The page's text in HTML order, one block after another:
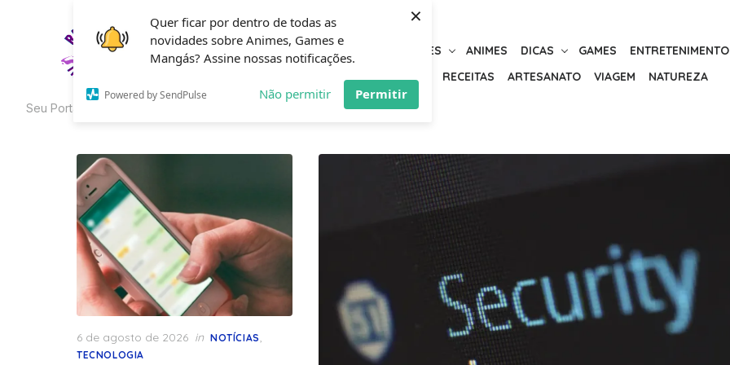
Quer ficar por dentro de todas as
novidades sobre Animes, Games e
Mangás? Assine nossas notificações.
Powered by SendPulse Não permitir Permitir
×
Seu Portal de Curiosidades
HOME CURIOSIDADES ANIMES DICAS GAMES ENTRETENIMENTO
BELEZA
RECEITAS ARTESANATO VIAGEM NATUREZA
Posted
on
6 de agosto de 2026 in NOTÍCIAS
TECNOLOGIA